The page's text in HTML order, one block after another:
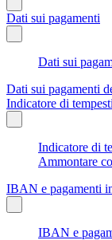
Dati sui pagamenti
Dati sui
Dati sui pagamenti
Indicatore di
Indicatore di
Ammontare
IBAN e pagamenti
IBAN e